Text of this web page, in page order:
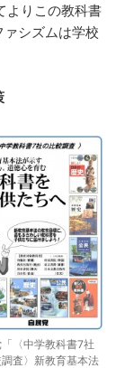
よりこの教科書
シズムは学校
〈中学教科書7社
査〉新教育基本法